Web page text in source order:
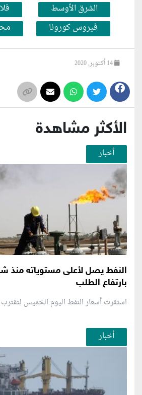
الشرق الأوسط
فيروس كورونا
الأكثر مشاهدة
أخبار
النفط يصل لأعلى مستوياته
بارتفاع الطلب
استقرت أسعار النفط اليوم الخميس
أخبار